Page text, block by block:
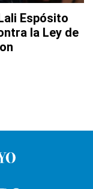
Espósito
la Ley de